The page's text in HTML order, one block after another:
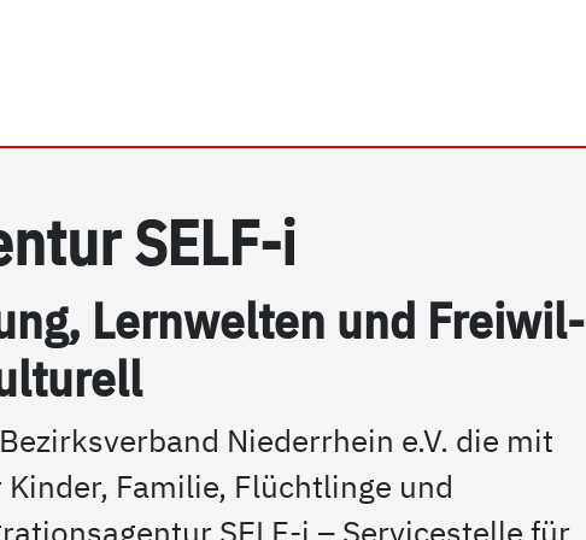
SELF-i
Lern­wel­ten und Frei­wil­
Niederrhein e.V. die mit
Familie, Flüchtlinge und